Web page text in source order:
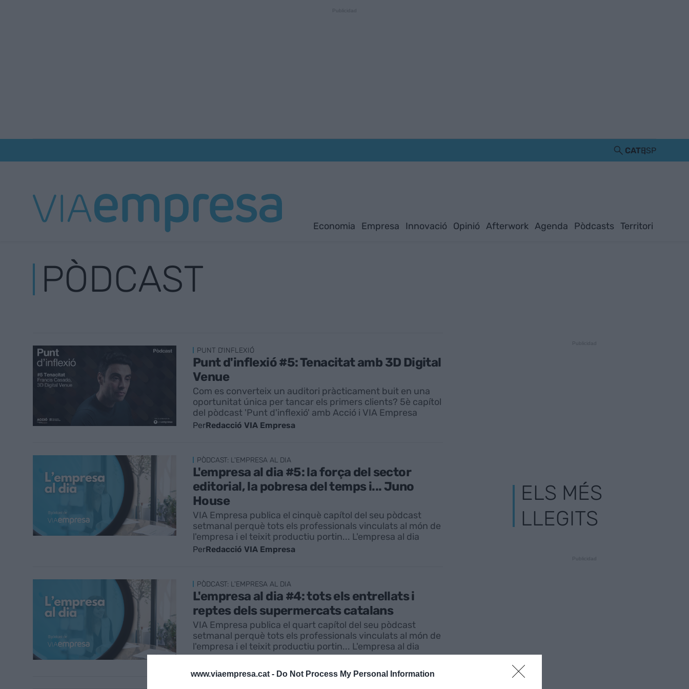
www.viaempresa.cat - Do Not Process My Personal Information
CATESP
Economia Empresa Innovació Opinió Afterwork Agenda Pòdcasts Territori
PÒDCAST
PUNT D'INFLEXIÓ
Punt d'inflexió #5: Tenacitat amb 3D Digital
Venue
Com es converteix un auditori pràcticament buit en una
oportunitat única per tancar els primers clients? 5è capítol
del pòdcast 'Punt d'inflexió' amb Acció i VIA Empresa
PerRedacció VIA Empresa
PÒDCAST: L'EMPRESA AL DIA
L'empresa al dia #5: la força del sector
editorial, la pobresa del temps i... Juno
House
VIA Empresa publica el cinquè capítol del seu pòdcast
setmanal perquè tots els professionals vinculats al món de
l'empresa i el teixit productiu portin... L'empresa al dia
PerRedacció VIA Empresa
PÒDCAST: L'EMPRESA AL DIA
L'empresa al dia #4: tots els entrellats i
reptes dels supermercats catalans
VIA Empresa publica el quart capítol del seu pòdcast
setmanal perquè tots els professionals vinculats al món de
l'empresa i el teixit productiu portin... L'empresa al dia
ELS MÉS
LLEGITS